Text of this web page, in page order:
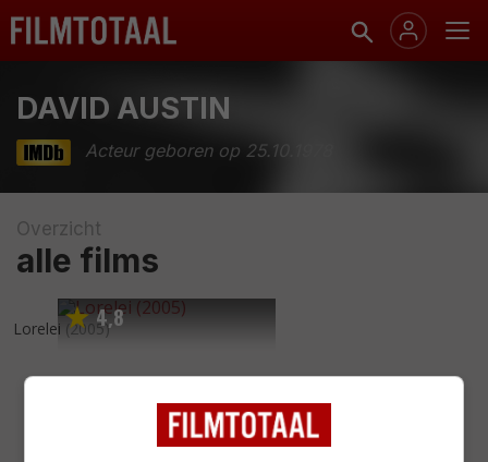
DAVID AUSTIN
Acteur geboren op 25.10.1978
Overzicht
alle films
4,8
Lorelei (2005)